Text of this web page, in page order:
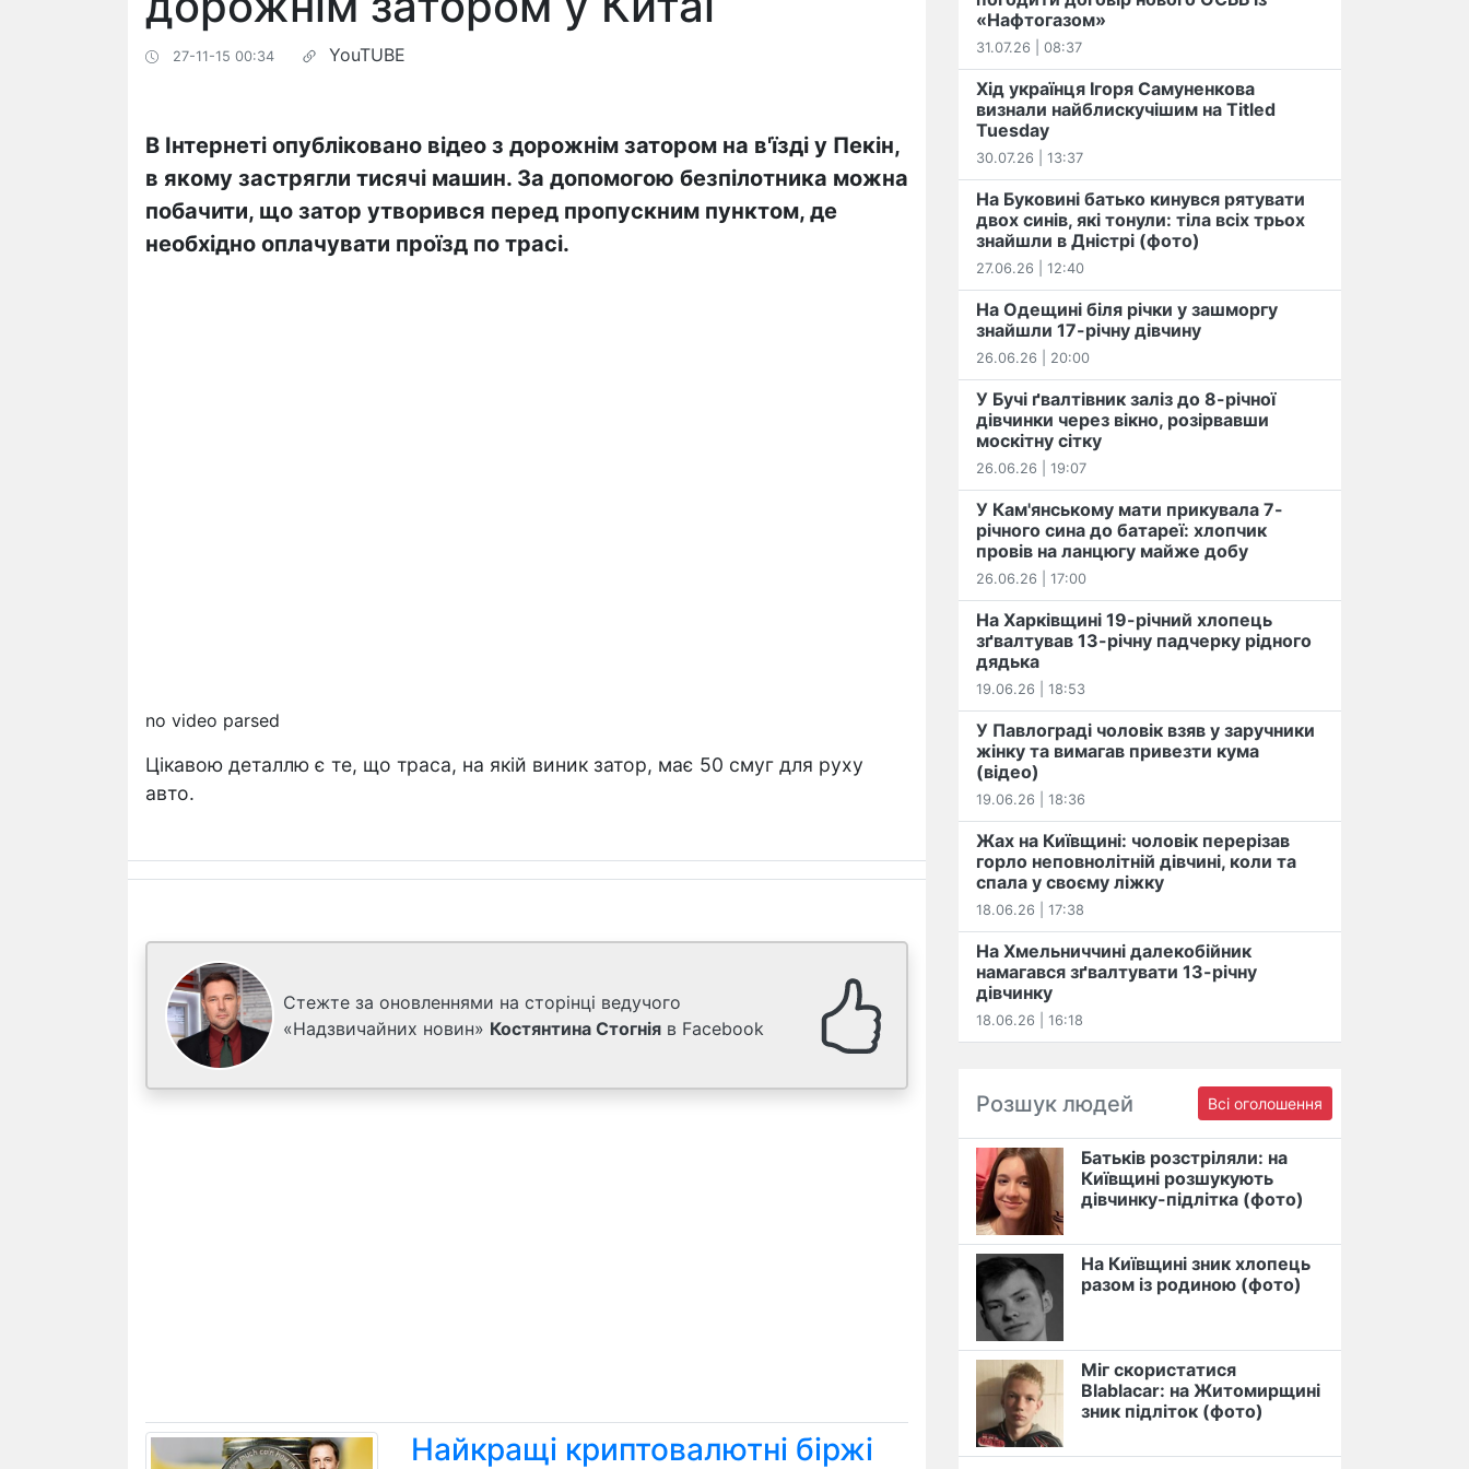
27-11-15 00:34 YouTUBE
В Інтернеті опубліковано відео з дорожнім затором на в'їзді у Пекін,
в якому застрягли тисячі машин. За допомогою безпілотника можна
побачити, що затор утворився перед пропускним пунктом, де
необхідно оплачувати проїзд по трасі.
no video parsed
Цікавою деталлю є те, що траса, на якій виник затор, має 50 смуг для руху
авто.
Стежте за оновленнями на сторінці ведучого
«Надзвичайних новин» Костянтина Стогнія в Facebook
Найкращі криптовалютні біржі
«Нафтогазом»
31.07.26 | 08:37
Хід українця Ігоря Самуненкова
визнали найблискучішим на Titled
Tuesday
30.07.26 | 13:37
На Буковині батько кинувся рятувати
двох синів, які тонули: тіла всіх трьох
знайшли в Дністрі (фото)
27.06.26 | 12:40
На Одещині біля річки у зашморгу
знайшли 17-річну дівчину
26.06.26 | 20:00
У Бучі ґвалтівник заліз до 8-річної
дівчинки через вікно, розірвавши
москітну сітку
26.06.26 | 19:07
У Кам'янському мати прикувала 7-
річного сина до батареї: хлопчик
провів на ланцюгу майже добу
26.06.26 | 17:00
На Харківщині 19-річний хлопець​
️зґвалтував 13-річну падчерку рідного
дядька
19.06.26 | 18:53
У Павлограді чоловік взяв у заручники
жінку та вимагав привезти кума
(відео)
19.06.26 | 18:36
Жах на Київщині: чоловік перерізав
горло неповнолітній дівчині, коли та
спала у своєму ліжку
18.06.26 | 17:38
На Хмельниччині далекобійник
намагався зґвалтувати 13-річну
дівчинку
18.06.26 | 16:18
Розшук людей Всі оголошення
Батьків розстріляли: на
Київщині розшукують
дівчинку-підлітка (фото)
На Київщині зник хлопець
разом із родиною (фото)
Міг скористатися
Blablacar: на Житомирщині
зник підліток (фото)